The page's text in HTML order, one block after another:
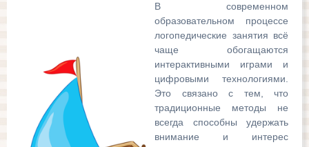
В современном
образовательном процессе
логопедические занятия всё
чаще обогащаются
интерактивными играми и
цифровыми технологиями.
Это связано с тем, что
традиционные методы не
всегда способны удержать
внимание и интерес